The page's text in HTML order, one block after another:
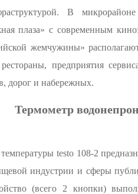
В
плаза» с современным
жемчужины»
предприятия
дорог и набережных.
Термометр
testo 108-2
индустрии и сферы
(всего 2 кнопки)